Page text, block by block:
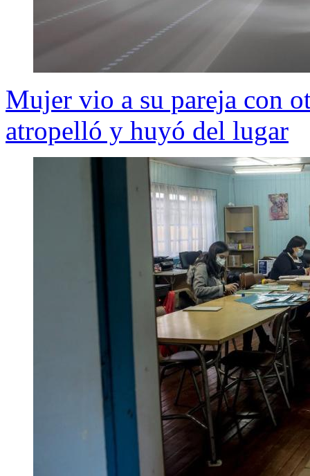
Mujer vio a su pareja con
atropelló y huyó del lugar